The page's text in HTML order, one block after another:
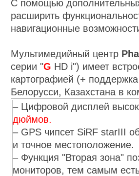
С помощью
расширить
навигационные
Мультимедийный центр
серии "G HD i") имеет
картографией (+
Белорусси, Казахстана в
– Цифровой дисплей
дюймов.
– GPS чипсет SiRF starIII
и точное местоположение.
– Функция "Вторая зона"
мониторов, тем самым